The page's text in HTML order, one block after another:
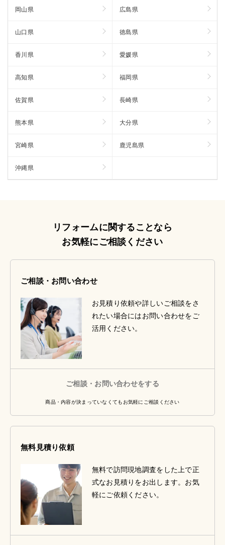
岡山県 広島県
山口県 徳島県
香川県 愛媛県
高知県 福岡県
佐賀県 長崎県
熊本県 大分県
宮崎県 鹿児島県
沖縄県
リフォームに関することなら
お気軽にご相談ください
ご相談・お問い合わせ
お見積り依頼や詳しいご相談をさ
れたい場合にはお問い合わせをご
活用ください。
ご相談・お問い合わせをする
商品・内容が決まっていなくてもお気軽にご相談ください
無料見積り依頼
無料で訪問現地調査をした上で正
式なお見積りをお出します。お気
軽にご依頼ください。